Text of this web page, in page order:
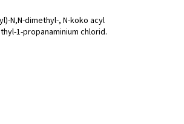
N,N-dimethyl-, N-koko acyl
1-propanaminium chlorid.